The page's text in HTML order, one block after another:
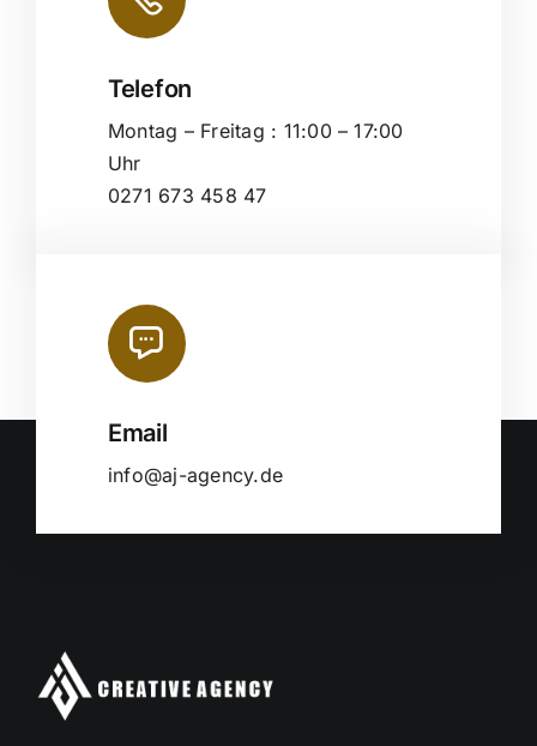
Telefon
Montag – Freitag : 11:00 – 17:00
Uhr
0271 673 458 47
Email
info@aj-agency.de